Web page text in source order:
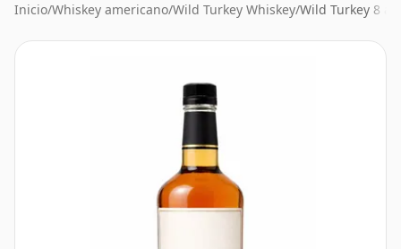
Inicio/Whiskey americano/Wild Turkey Whiskey/Wild Turkey 8